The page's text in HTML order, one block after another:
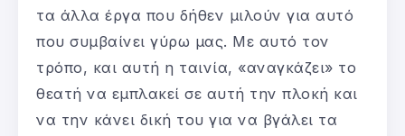
τα άλλα έργα που δήθεν μιλούν για αυτό
που συμβαίνει γύρω μας. Με αυτό τον
τρόπο, και αυτή η ταινία, «αναγκάζει» το
θεατή να εμπλακεί σε αυτή την πλοκή και
να την κάνει δική του για να βγάλει τα